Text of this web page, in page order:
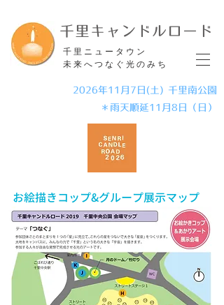
​千里キャンドルロード
​千里ニュータウン
未来へつなぐ光のみち
2026年11月7日(土) 千里南公園
＊雨天順延11月8日（日）
​お絵描きコップ&グループ展示マップ